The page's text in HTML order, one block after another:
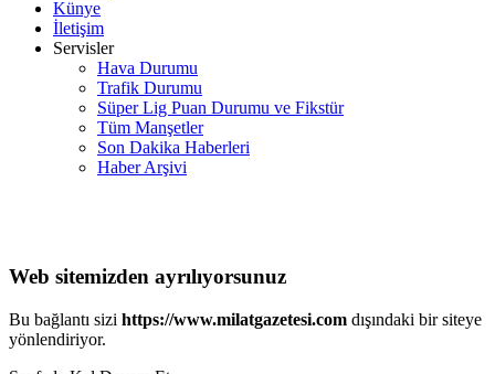
Künye
İletişim
Servisler
Hava Durumu
Trafik Durumu
Süper Lig Puan Durumu ve Fikstür
Tüm Manşetler
Son Dakika Haberleri
Haber Arşivi
Web sitemizden ayrılıyorsunuz
Bu bağlantı sizi https://www.milatgazetesi.com dışındaki bir siteye
yönlendiriyor.